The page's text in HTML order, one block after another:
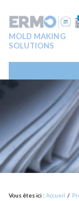
MOLD MAKING
SOLUTIONS
Vous êtes ici : Accueil /